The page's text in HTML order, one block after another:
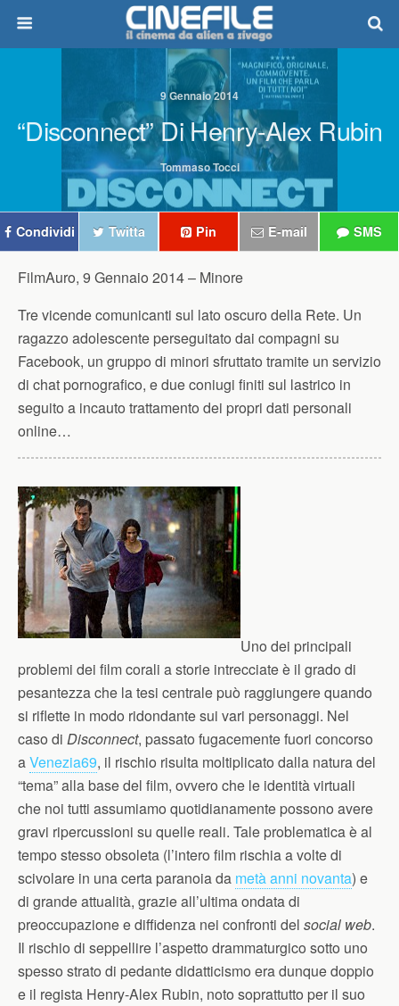
9 Gennaio 2014
“Disconnect” Di Henry-Alex Rubin
Tommaso Tocci
Condividi Twitta Pin E-mail SMS
FilmAuro, 9 Gennaio 2014 – Minore
Tre vicende comunicanti sul lato oscuro della Rete. Un
ragazzo adolescente perseguitato dai compagni su
Facebook, un gruppo di minori sfruttato tramite un servizio
di chat pornografico, e due coniugi finiti sul lastrico in
seguito a incauto trattamento dei propri dati personali
online…
Uno dei principali
problemi dei film corali a storie intrecciate è il grado di
pesantezza che la tesi centrale può raggiungere quando
si riflette in modo ridondante sui vari personaggi. Nel
caso di Disconnect, passato fugacemente fuori concorso
aVenezia69, il rischio risulta moltiplicato dalla natura del
“tema” alla base del film, ovvero che le identità virtuali
che noi tutti assumiamo quotidianamente possono avere
gravi ripercussioni su quelle reali. Tale problematica è al
tempo stesso obsoleta (l’intero film rischia a volte di
scivolare in una certa paranoia da metà anni novanta) e
di grande attualità, grazie all’ultima ondata di
preoccupazione e diffidenza nei confronti del social web.
Il rischio di seppellire l’aspetto drammaturgico sotto uno
spesso strato di pedante didatticismo era dunque doppio
e il regista Henry-Alex Rubin, noto soprattutto per il suo